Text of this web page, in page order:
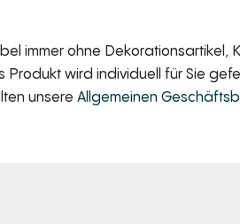
immer ohne Dekorationsartikel,
wird individuell für Sie
unsere Allgemeinen